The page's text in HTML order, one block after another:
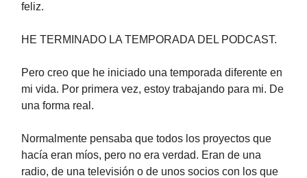
feliz.
HE TERMINADO LA TEMPORADA DEL PODCAST.
Pero creo que he iniciado una temporada diferente en
mi vida. Por primera vez, estoy trabajando para mi. De
una forma real.
Normalmente pensaba que todos los proyectos que
hacía eran míos, pero no era verdad. Eran de una
radio, de una televisión o de unos socios con los que